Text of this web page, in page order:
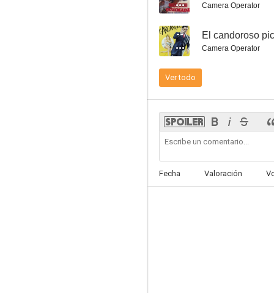
--
--
Camera Operator
-- El candoroso
Camera Operator
Ver todo
Fecha Valoración